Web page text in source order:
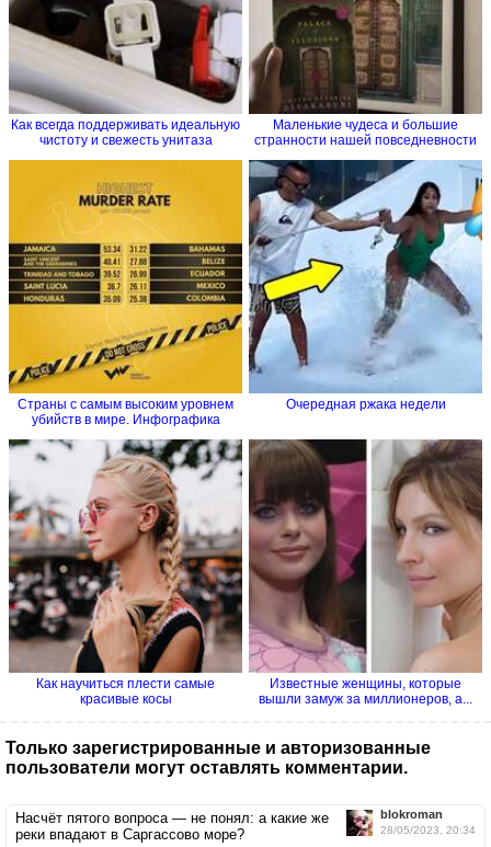
Как всегда поддерживать идеальную
чистоту и свежесть унитаза
Маленькие чудеса и большие
странности нашей повседневности
Страны с самым высоким уровнем
убийств в мире. Инфографика
Очередная ржака недели
Как научиться плести самые
красивые косы
Известные женщины, которые
вышли замуж за миллионеров, а...
Только зарегистрированные и авторизованные
пользователи могут оставлять комментарии.
blokroman
28/05/2023, 20:34
Насчёт пятого вопроса — не понял: а какие же
реки впадают в Саргассово море?